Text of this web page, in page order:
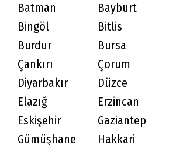
Batman
Bayburt
Bingöl
Bitlis
Burdur
Bursa
Çankırı
Çorum
Diyarbakır
Düzce
Elazığ
Erzincan
Eskişehir
Gaziantep
Gümüşhane
Hakkari